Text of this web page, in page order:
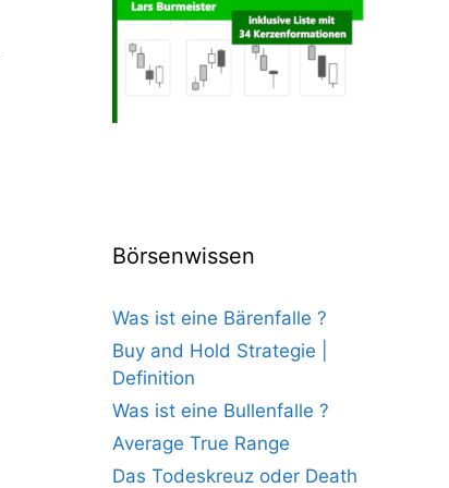
Börsenwissen
Was ist eine Bärenfalle ?
Buy and Hold Strategie |
Definition
Was ist eine Bullenfalle ?
Average True Range
Das Todeskreuz oder Death